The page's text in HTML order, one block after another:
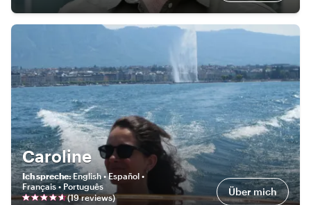
Caroline
Ich spreche:English • Español •
Français • Português
(19reviews) Über mich